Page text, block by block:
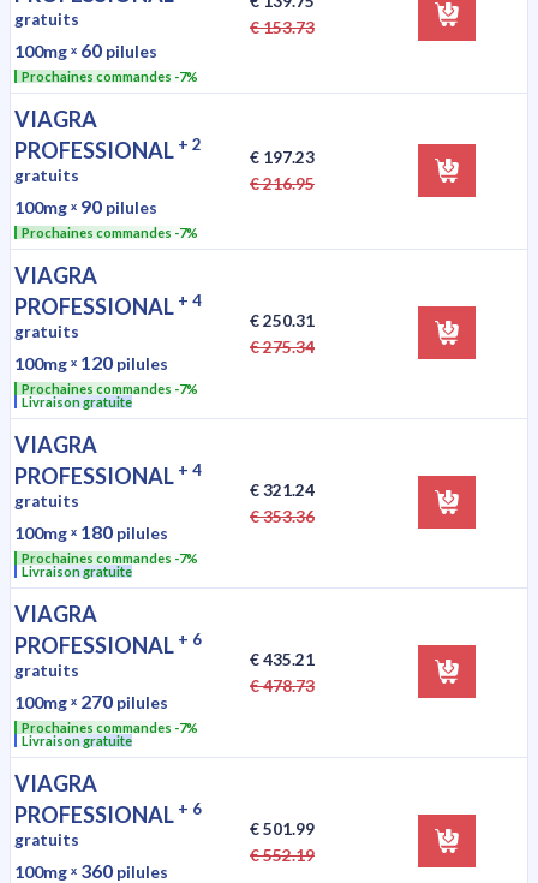
gratuits
100mgˣ 60 pilules
Prochaines commandes -7%
€ 153.73
VIAGRA
PROFESSIONAL + 2
gratuits
100mgˣ 90 pilules
Prochaines commandes -7%
€ 197.23
€ 216.95
VIAGRA
PROFESSIONAL + 4
gratuits
100mgˣ 120 pilules
Prochaines commandes -7%
Livraison gratuite
€ 250.31
€ 275.34
VIAGRA
PROFESSIONAL + 4
gratuits
100mgˣ 180 pilules
Prochaines commandes -7%
Livraison gratuite
€ 321.24
€ 353.36
VIAGRA
PROFESSIONAL + 6
gratuits
100mgˣ 270 pilules
Prochaines commandes -7%
Livraison gratuite
€ 435.21
€ 478.73
VIAGRA
PROFESSIONAL + 6
gratuits
100mgˣ 360 pilules
€ 501.99
€ 552.19